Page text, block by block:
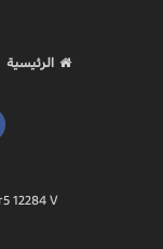
الرئيسية
12284 V